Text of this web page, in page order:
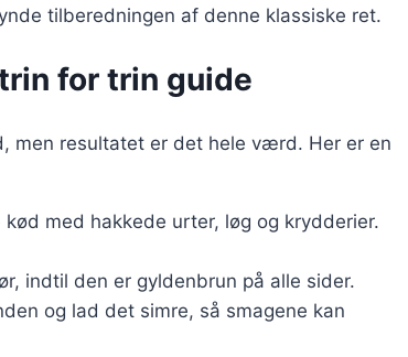
tilberedningen af denne klassiske ret.
for trin guide
men resultatet er det hele værd. Her er en
med hakkede urter, løg og krydderier.
indtil den er gyldenbrun på alle sider.
og lad det simre, så smagene kan